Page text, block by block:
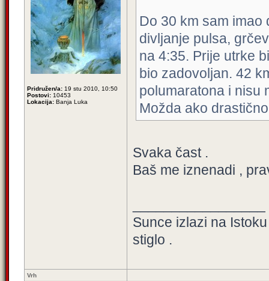
Pridružen/a: 19 stu 2010, 10:50
Postovi: 10453
Lokacija: Banja Luka
Do 30 km sam
divljanje pulsa,
na 4:35. Prije utrke
bio zadovoljan. 42
polumaratona i nisu
Možda ako
Svaka čast .
Baš me iznenadi ,
Sunce izlazi na
stiglo .
Vrh